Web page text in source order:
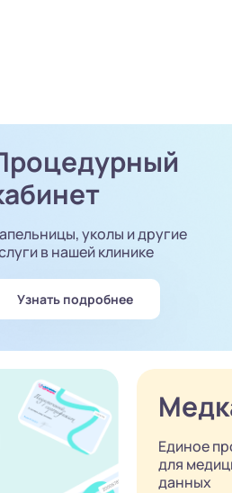
уколы и другие
в нашей клинике
Узнать подробнее
Единое
для
данных